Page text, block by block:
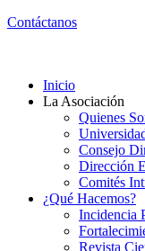
Contáctanos
Inicio
La Asociación
Quienes
Consejo
Dirección
Comités
¿Qué Hacemos?
Incidencia
Revista